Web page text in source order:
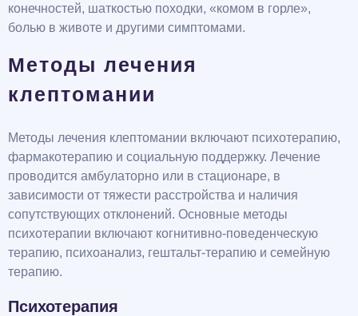
конечностей, шаткостью походки, «комом в горле»,
болью в животе и другими симптомами.
Методы лечения
клептомании
Методы лечения клептомании включают психотерапию,
фармакотерапию и социальную поддержку. Лечение
проводится амбулаторно или в стационаре, в
зависимости от тяжести расстройства и наличия
сопутствующих отклонений. Основные методы
психотерапии включают когнитивно-поведенческую
терапию, психоанализ, гештальт-терапию и семейную
терапию.
Психотерапия